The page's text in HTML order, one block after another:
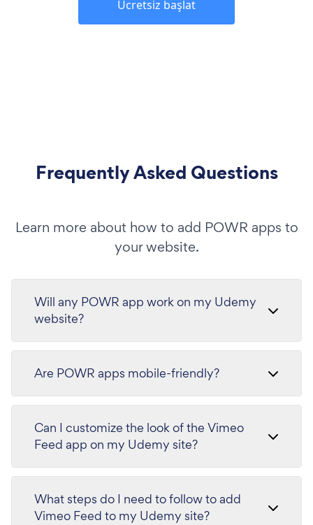
Ücretsiz başlat
Frequently Asked Questions
Learn more about how to add POWR apps to
your website.
Will any POWR app work on my Udemy
website?
Are POWR apps mobile-friendly?
Can I customize the look of the Vimeo
Feed app on my Udemy site?
What steps do I need to follow to add
Vimeo Feed to my Udemy site?